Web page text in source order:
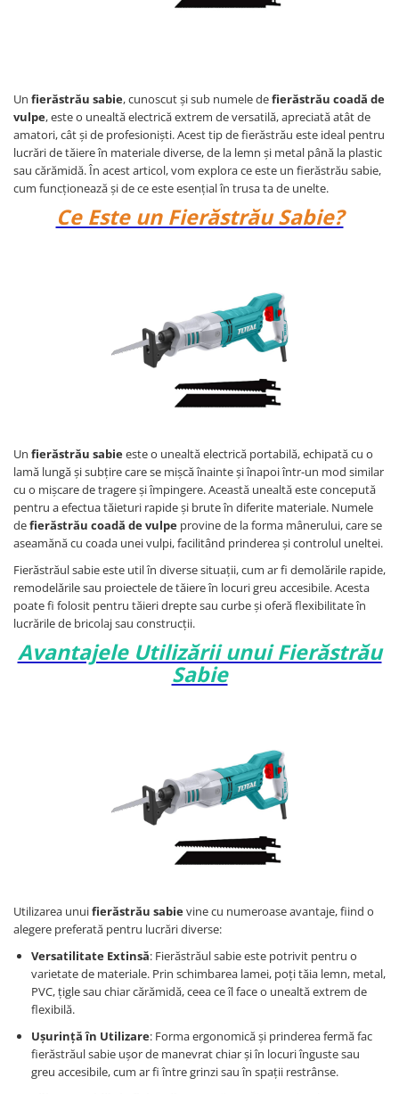
Un fierăstrău sabie, cunoscut și sub numele defierăstrău coadă de
vulpe, este o unealtă electrică extrem de versatilă, apreciată atât de
amatori, cât și de profesioniști. Acest tip de fierăstrău este ideal pentru
lucrări de tăiere în materiale diverse, de la lemn și metal până la plastic
sau cărămidă. În acest articol, vom explora ce este un fierăstrău sabie,
cum funcționează și de ce este esențial în trusa ta de unelte.
Ce Este un Fierăstrău Sabie?
Un fierăstrău sabieeste o unealtă electrică portabilă, echipată cu o
lamă lungă și subțire care se mișcă înainte și înapoi într-un mod similar
cu o mișcare de tragere și împingere. Această unealtă este concepută
pentru a efectua tăieturi rapide și brute în diferite materiale. Numele
defierăstrău coadă de vulpe provine de la forma mânerului, care se
aseamănă cu coada unei vulpi, facilitând prinderea și controlul uneltei.
Fierăstrăul sabie este util în diverse situații, cum ar fi demolările rapide,
remodelările sau proiectele de tăiere în locuri greu accesibile. Acesta
poate fi folosit pentru tăieri drepte sau curbe și oferă flexibilitate în
lucrările de bricolaj sau construcții.
Avantajele Utilizării unui Fierăstrău
Sabie
Utilizarea unuifierăstrău sabievine cu numeroase avantaje, fiind o
alegere preferată pentru lucrări diverse:
Versatilitate Extinsă: Fierăstrăul sabie este potrivit pentru o
varietate de materiale. Prin schimbarea lamei, poți tăia lemn, metal,
PVC, țigle sau chiar cărămidă, ceea ce îl face o unealtă extrem de
flexibilă.
Ușurință în Utilizare: Forma ergonomică și prinderea fermă fac
fierăstrăul sabie ușor de manevrat chiar și în locuri înguste sau
greu accesibile, cum ar fi între grinzi sau în spații restrânse.